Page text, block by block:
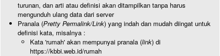
turunan, dan arti atau definisi akan ditampilkan tanpa harus
mengunduh ulang data dari server
Pranala (Pretty Permalink/Link) yang indah dan mudah diingat untuk
definisi kata, misalnya :
Kata 'rumah' akan mempunyai pranala (link) di
https://kbbi.web.id/rumah